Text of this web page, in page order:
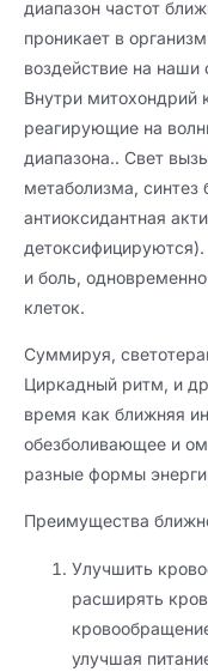
диапазон частот
проникает в
воздействие на
Внутри митохондрий
реагирующие на
диапазона.. Свет
метаболизма, синтез
антиоксидантная
и боль,
клеток.
Суммируя,
Циркадный ритм, и
время как ближняя
обезболивающее и
разные формы
Преимущества
Улучшить
расширять
улучшая